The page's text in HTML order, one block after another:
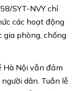
SYT-NVY chỉ
các hoạt động
gia phòng, chống
Hà Nội vẫn đảm
dân. Tuần lễ